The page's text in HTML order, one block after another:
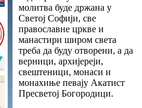
молитва буде држана у
Светој Софији, све
православне цркве и
манастири широм света
треба да буду отворени, а да
верници, архијереји,
свештеници, монаси и
монахиње певају Акатист
Пресветој Богородици.